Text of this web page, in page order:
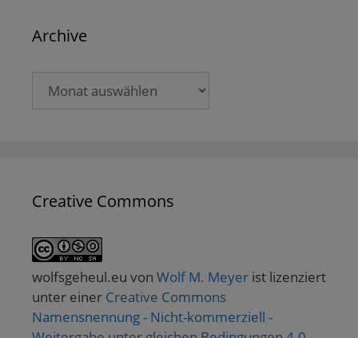
Archive
Creative Commons
wolfsgeheul.eu von Wolf M. Meyer ist lizenziert
unter einer Creative Commons
Namensnennung - Nicht-kommerziell -